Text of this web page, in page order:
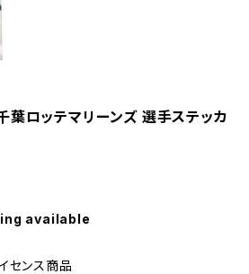
ロッテマリーンズ 選手ステッカ
available
センス商品